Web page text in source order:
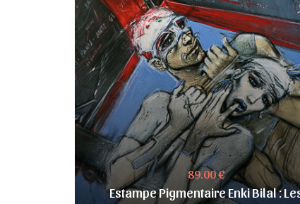
89.00 €
Estampe Pigmentaire Enki Bilal :